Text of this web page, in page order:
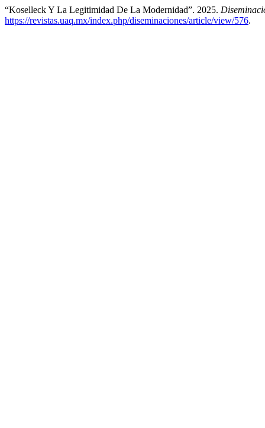
“Koselleck Y La Legitimidad De La Modernidad”. 2025.
https://revistas.uaq.mx/index.php/diseminaciones/article/view/576.